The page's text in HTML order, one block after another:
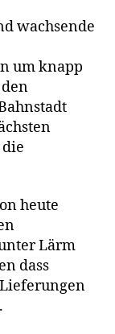
wachsende
um knapp
heute
Lärm
dass